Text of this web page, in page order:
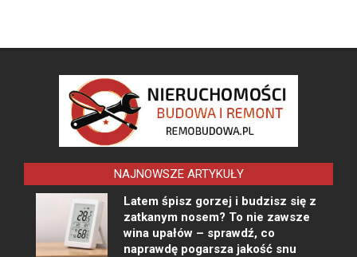
NAJNOWSZE ARTYKUŁY
Latem śpisz gorzej i budzisz się z
zatkanym nosem? To nie zawsze
wina upałów – sprawdź, co
naprawdę pogarsza jakość snu